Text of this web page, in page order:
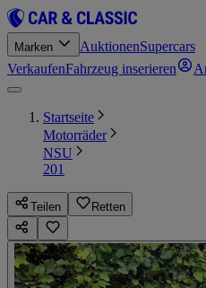
Marken AuktionenSupercars
VerkaufenFahrzeug inserieren
Startseite
Motorräder
NSU
201
Teilen Retten